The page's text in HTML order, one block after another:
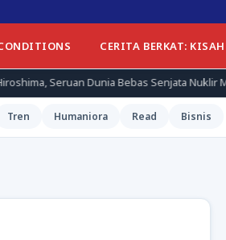
CERITA BERKAT:
Bebas Senjata Nuklir Menggema
Tren Humaniora Read Bisnis